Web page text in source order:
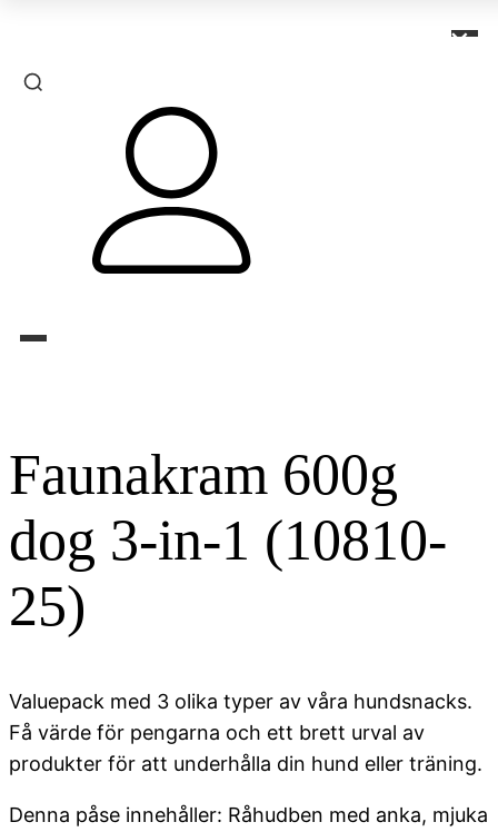
Faunakram 600g
dog 3-in-1 (10810-
25)
Valuepack med 3 olika typer av våra hundsnacks.
Få värde för pengarna och ett brett urval av
produkter för att underhålla din hund eller träning.
Denna påse innehåller: Råhudben med anka, mjuka
×